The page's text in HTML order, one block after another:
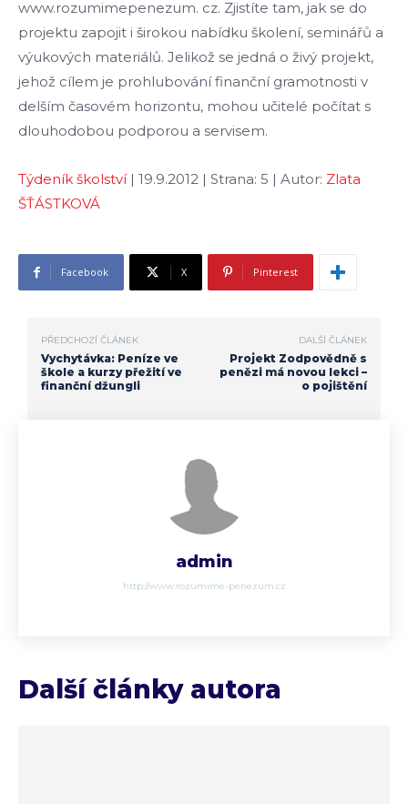
www.rozumimepenezum. cz. Zjistíte tam, jak se do
projektu zapojit i širokou nabídku školení, seminářů a
výukových materiálů. Jelikož se jedná o živý projekt,
jehož cílem je prohlubování finanční gramotnosti v
delším časovém horizontu, mohou učitelé počítat s
dlouhodobou podporou a servisem.
Týdeník školství| 19.9.2012 | Strana: 5 | Autor: Zlata
ŠŤÁSTKOVÁ
Facebook X Pinterest
PŘEDCHOZÍ ČLÁNEK
Vychytávka: Peníze ve
škole a kurzy přežití ve
finanční džungli
DALŠÍ ČLÁNEK
Projekt Zodpovědně s
penězi má novou lekci –
o pojištění
admin
http://www.rozumime-penezum.cz
Další články autora